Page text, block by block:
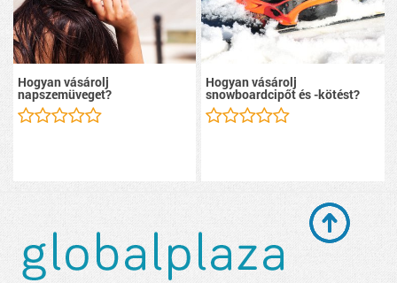
Hogyan vásárolj
napszemüveget?
Hogyan vásárolj
snowboardcipőt és -kötést?